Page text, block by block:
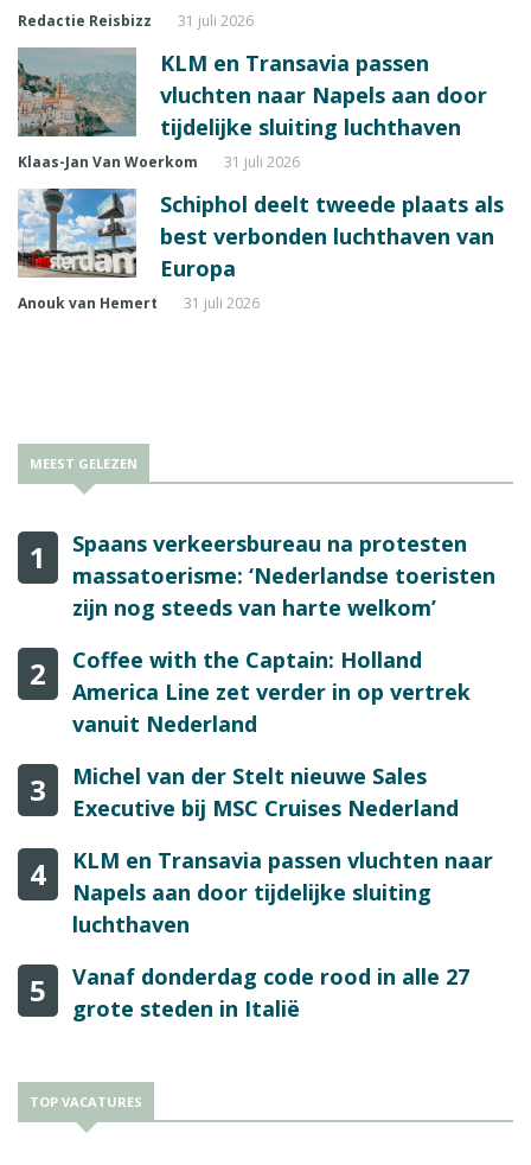
Redactie Reisbizz 31 juli 2026
KLM en Transavia passen
vluchten naar Napels aan door
tijdelijke sluiting luchthaven
Klaas-Jan Van Woerkom 31 juli 2026
Schiphol deelt tweede plaats als
best verbonden luchthaven van
Europa
Anouk van Hemert 31 juli 2026
MEEST GELEZEN
1
Spaans verkeersbureau na protesten
massatoerisme: ‘Nederlandse toeristen
zijn nog steeds van harte welkom’
2
Coffee with the Captain: Holland
America Line zet verder in op vertrek
vanuit Nederland
3
Michel van der Stelt nieuwe Sales
Executive bij MSC Cruises Nederland
4
KLM en Transavia passen vluchten naar
Napels aan door tijdelijke sluiting
luchthaven
5
Vanaf donderdag code rood in alle 27
grote steden in Italië
TOP VACATURES